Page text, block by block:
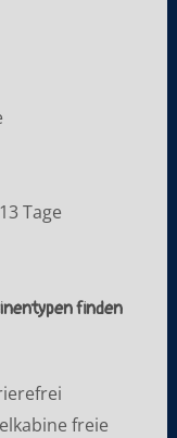
Tage
freie
finden